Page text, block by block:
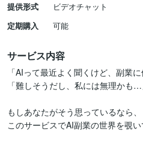
提供形式
ビデオチャット
定期購入
可能
サービス内容
「AIって最近よく聞くけど、副業に
「難しそうだし、私には無理かも…
もしあなたがそう思っているなら、
このサービスでAI副業の世界を覗